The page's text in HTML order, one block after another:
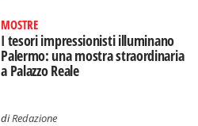
MOSTRE
I tesori impressionisti illuminano
Palermo: una mostra straordinaria
a Palazzo Reale
diRedazione